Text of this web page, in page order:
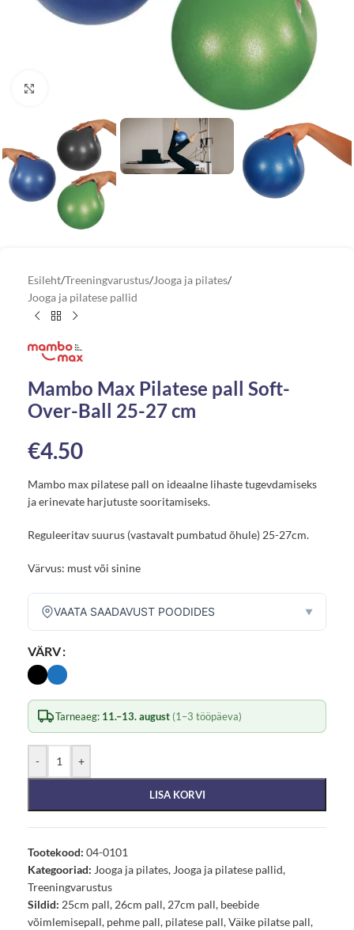
Esileht/Treeningvarustus/Jooga ja pilates/
Jooga ja pilatese pallid
Mambo Max Pilatese pall Soft-
Over-Ball 25-27 cm
€4.50
Mambo max pilatese pall on ideaalne lihaste tugevdamiseks
ja erinevate harjutuste sooritamiseks.
Reguleeritav suurus (vastavalt pumbatud õhule) 25-27cm.
Värvus: must või sinine
VAATA SAADAVUST POODIDES ▼
VÄRV
Tarneaeg: 11.–13. august (1–3 tööpäeva)
- +
LISA KORVI
Tootekood: 04-0101
Kategooriad: Jooga ja pilates,Jooga ja pilatese pallid,
Treeningvarustus
Sildid: 25cm pall,26cm pall,27cm pall, beebide
võimlemisepall, pehme pall, pilatese pall,Väike pilatse pall,